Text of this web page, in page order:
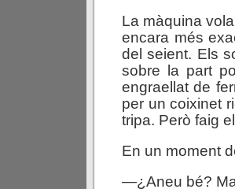
La màquina
encara més
del seient. Els
sobre la part
engraellat de
per un coixinet
tripa. Però faig
En un moment
—¿Aneu bé?